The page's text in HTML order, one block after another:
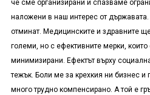
че сме организирани и спазваме
наложени в наш интерес от
отминат. Медицинските и здравните
големи, но с ефективните мерки,
минимизирани. Ефектът върху
тежък. Боли ме за крехкия ни бизнес и
много трудно компенсирано. А той е